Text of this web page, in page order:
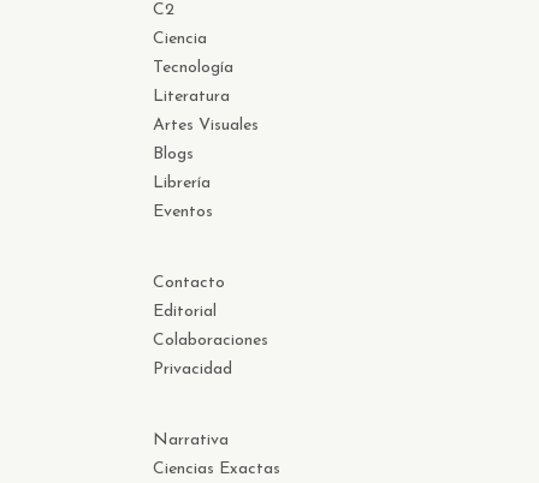
C2
Ciencia
Tecnología
Literatura
Artes Visuales
Blogs
Librería
Eventos
Contacto
Editorial
Colaboraciones
Privacidad
Narrativa
Ciencias Exactas